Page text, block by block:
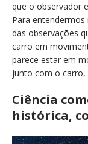
que o observador
Para
das observações
carro em
parece estar em
junto com o
Ciência
histórica,